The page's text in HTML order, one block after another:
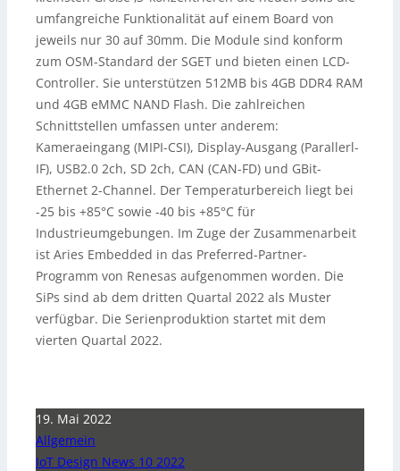
umfangreiche Funktionalität auf einem Board von
jeweils nur 30 auf 30mm. Die Module sind konform
zum OSM-Standard der SGET und bieten einen LCD-
Controller. Sie unterstützen 512MB bis 4GB DDR4 RAM
und 4GB eMMC NAND Flash. Die zahlreichen
Schnittstellen umfassen unter anderem:
Kameraeingang (MIPI-CSI), Display-Ausgang (Parallerl-
IF), USB2.0 2ch, SD 2ch, CAN (CAN-FD) und GBit-
Ethernet 2-Channel. Der Temperaturbereich liegt bei
-25 bis +85°C sowie -40 bis +85°C für
Industrieumgebungen. Im Zuge der Zusammenarbeit
ist Aries Embedded in das Preferred-Partner-
Programm von Renesas aufgenommen worden. Die
SiPs sind ab dem dritten Quartal 2022 als Muster
verfügbar. Die Serienproduktion startet mit dem
vierten Quartal 2022.
19. Mai 2022
Allgemein
IoT Design News 10 2022